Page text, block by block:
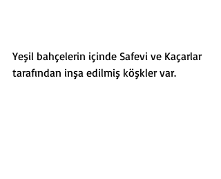
Yeşil bahçelerin içinde Safevi ve Kaçarlar
tarafından inşa edilmiş köşkler var.